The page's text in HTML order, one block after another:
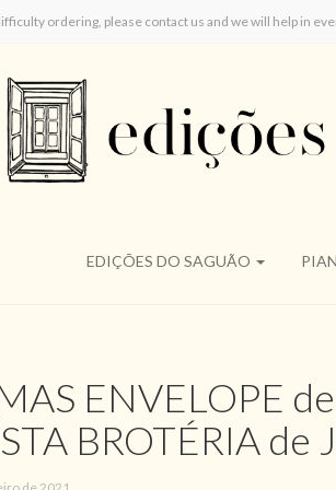
ordering, please contact us and we will help in
EDIÇÕES DO SAGUÃO
ENVELOPE
BROTÉRIA